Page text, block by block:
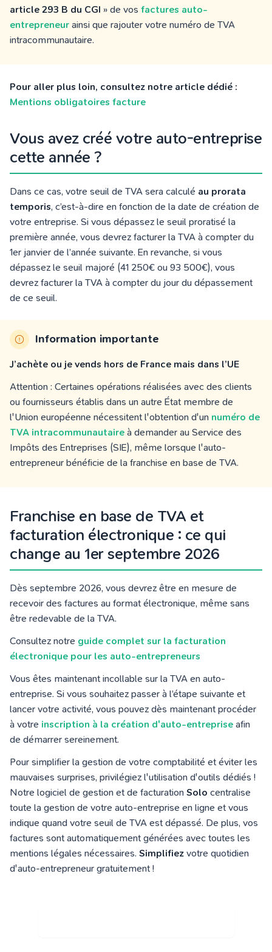
article 293 B du CGI » de vos factures auto-
entrepreneur ainsi que rajouter votre numéro de TVA
intracommunautaire.
Pour aller plus loin, consultez notre article dédié :
Mentions obligatoires facture
Vous avez créé votre auto-entreprise
cette année ?
Dans ce cas, votre seuil de TVA sera calculé au prorata
temporis, c’est-à-dire en fonction de la date de création de
votre entreprise. Si vous dépassez le seuil proratisé la
première année, vous devrez facturer la TVA à compter du
1er janvier de l’année suivante. En revanche, si vous
dépassez le seuil majoré (41 250€ ou 93 500€), vous
devrez facturer la TVA à compter du jour du dépassement
de ce seuil.
Information importante
J’achète ou je vends hors de France mais dans l’UE
Attention : Certaines opérations réalisées avec des clients
ou fournisseurs établis dans un autre État membre de
l'Union européenne nécessitent l'obtention d'un numéro de
TVA intracommunautaire à demander au Service des
Impôts des Entreprises (SIE), même lorsque l'auto-
entrepreneur bénéficie de la franchise en base de TVA.
Franchise en base de TVA et
facturation électronique : ce qui
change au 1er septembre 2026
Dès septembre 2026, vous devrez être en mesure de
recevoir des factures au format électronique, même sans
être redevable de la TVA.
Consultez notre guide complet sur la facturation
électronique pour les auto-entrepreneurs
Vous êtes maintenant incollable sur la TVA en auto-
entreprise. Si vous souhaitez passer à l’étape suivante et
lancer votre activité, vous pouvez dès maintenant procéder
à votre inscription à la création d'auto-entreprise afin
de démarrer sereinement.
Pour simplifier la gestion de votre comptabilité et éviter les
mauvaises surprises, privilégiez l'utilisation d'outils dédiés !
Notre logiciel de gestion et de facturation Solo centralise
toute la gestion de votre auto-entreprise en ligne et vous
indique quand votre seuil de TVA est dépassé. De plus, vos
factures sont automatiquement générées avec toutes les
mentions légales nécessaires. Simplifiez votre quotidien
d'auto-entrepreneur gratuitement !